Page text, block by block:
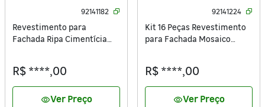
92141182
Revestimento para
Fachada Ripa Cimentícia
R$ ****,00
visibilityVer Preço
92141224
Kit 16 Peças Revestimento
para Fachada Mosaico
R$ ****,00
visibilityVer Preço